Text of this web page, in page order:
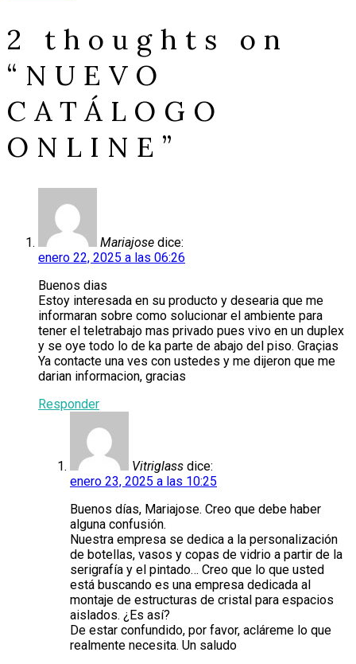
2 thoughts on
“ NUEVO
CATÁLOGO
ONLINE ”
Mariajose dice:
enero 22, 2025 a las 06:26
Buenos dias
Estoy interesada en su producto y desearia que me
informaran sobre como solucionar el ambiente para
tener el teletrabajo mas privado pues vivo en un duplex
y se oye todo lo de ka parte de abajo del piso. Graçias
Ya contacte una ves con ustedes y me dijeron que me
darian informacion, gracias
Responder
Vitriglass dice:
enero 23, 2025 a las 10:25
Buenos días, Mariajose. Creo que debe haber
alguna confusión.
Nuestra empresa se dedica a la personalización
de botellas, vasos y copas de vidrio a partir de la
serigrafía y el pintado… Creo que lo que usted
está buscando es una empresa dedicada al
montaje de estructuras de cristal para espacios
aislados. ¿Es así?
De estar confundido, por favor, acláreme lo que
realmente necesita. Un saludo